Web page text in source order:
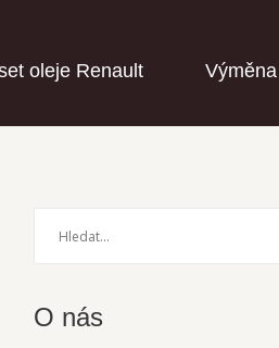
oleje Renault
O nás